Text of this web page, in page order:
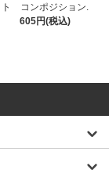
ト コンポジション.
605円(税込)